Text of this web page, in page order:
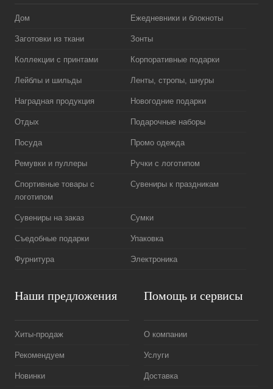
Дом Ежедневники и блокноты
Заготовки из ткани Зонты
Коллекции с принтами Корпоративные подарки
Лейблы и шильды Ленты, стропы, шнуры
Наградная продукция Новогодние подарки
Отдых Подарочные наборы
Посуда Промо одежда
Ремувки и пуллеры Ручки с логотипом
Спортивные товары с
логотипом
Сувениры к праздникам
Сувениры на заказ Сумки
Съедобные подарки Упаковка
Фурнитура Электроника
Наши предложения
Хиты-продаж
Рекомендуем
Новинки
Помощь и сервисы
О компании
Услуги
Доставка